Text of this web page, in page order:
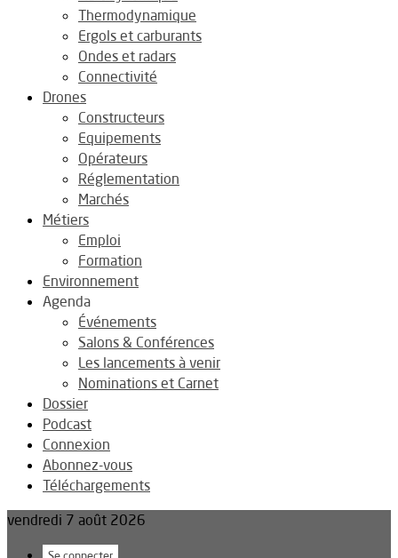
Thermodynamique
Ergols et carburants
Ondes et radars
Connectivité
Drones
Constructeurs
Equipements
Opérateurs
Réglementation
Marchés
Métiers
Emploi
Formation
Environnement
Agenda
Événements
Salons & Conférences
Les lancements à venir
Nominations et Carnet
Dossier
Podcast
Connexion
Abonnez-vous
Téléchargements
vendredi 7 août 2026